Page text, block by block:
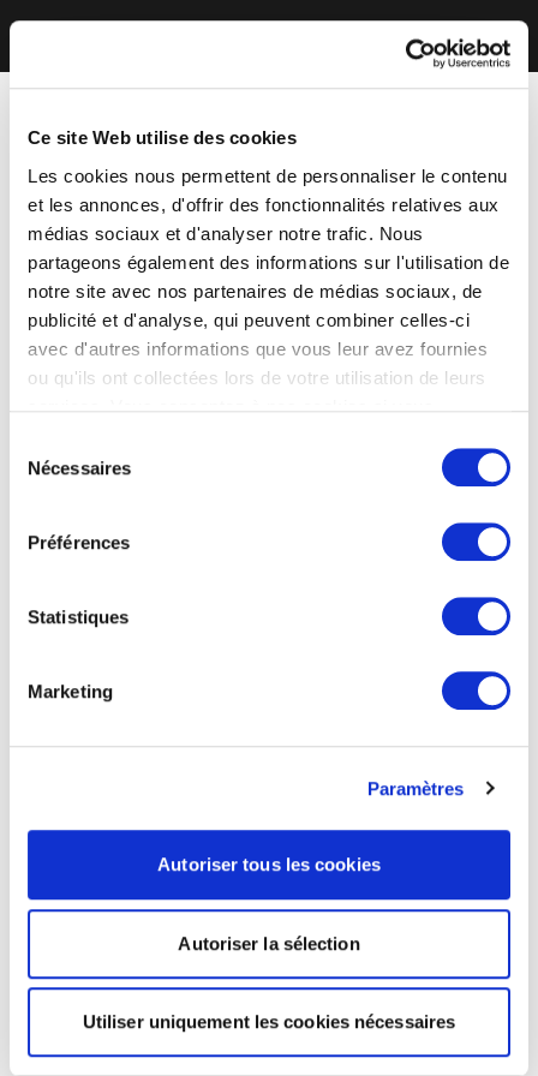
Ce site Web utilise des cookies
Les cookies nous permettent de personnaliser le contenu
et les annonces, d'offrir des fonctionnalités relatives aux
médias sociaux et d'analyser notre trafic. Nous
partageons également des informations sur l'utilisation de
notre site avec nos partenaires de médias sociaux, de
publicité et d'analyse, qui peuvent combiner celles-ci
avec d'autres informations que vous leur avez fournies
ou qu'ils ont collectées lors de votre utilisation de leurs
Nécessaires
Préférences
Statistiques
Marketing
Paramètres
Autoriser tous les cookies
Autoriser la sélection
Utiliser uniquement les cookies nécessaires